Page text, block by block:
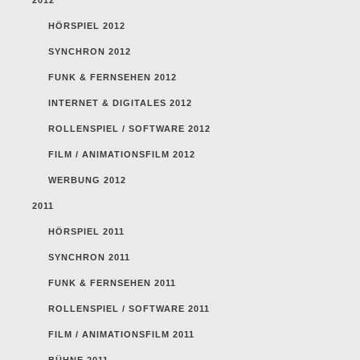
HÖRSPIEL 2012
SYNCHRON 2012
FUNK & FERNSEHEN 2012
INTERNET & DIGITALES 2012
ROLLENSPIEL / SOFTWARE 2012
FILM / ANIMATIONSFILM 2012
WERBUNG 2012
2011
HÖRSPIEL 2011
SYNCHRON 2011
FUNK & FERNSEHEN 2011
ROLLENSPIEL / SOFTWARE 2011
FILM / ANIMATIONSFILM 2011